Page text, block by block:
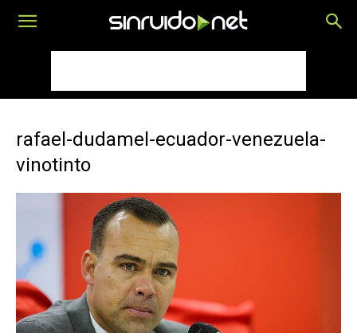
rafael-dudamel-ecuador-venezuela-
vinotinto